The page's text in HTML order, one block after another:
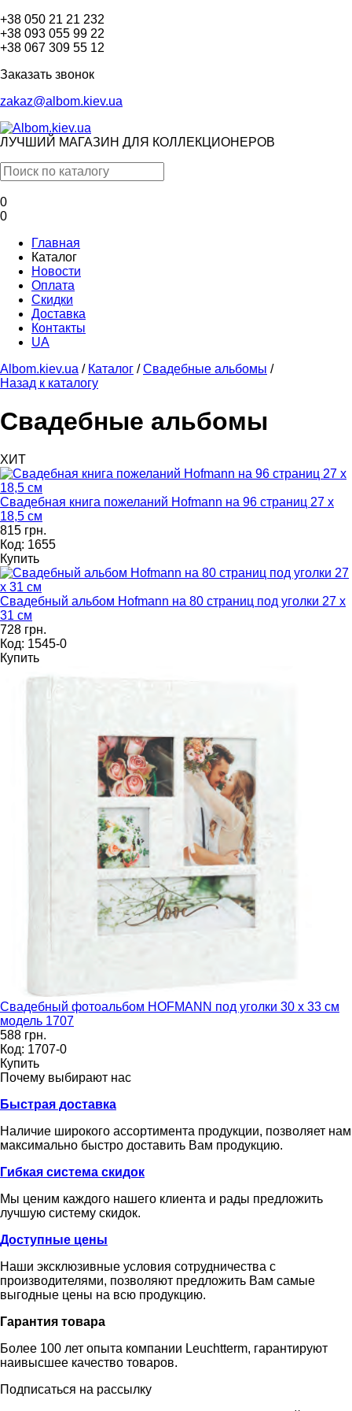
+38 050 21 21 232
+38 093 055 99 22
+38 067 309 55 12
Заказать звонок
zakaz@albom.kiev.ua
ЛУЧШИЙ МАГАЗИН ДЛЯ КОЛЛЕКЦИОНЕРОВ
0
0
Главная
Каталог
Новости
Оплата
Скидки
Доставка
Контакты
UA
Albom.kiev.ua / Каталог /Свадебные альбомы /
Назад к каталогу
Свадебные альбомы
ХИТ
Свадебная книга пожеланий Hofmann на 96 страниц 27 х
18,5 см
815 грн.
Код: 1655
Купить
Свадебный альбом Hofmann на 80 страниц под уголки 27 х
31 см
728 грн.
Код: 1545-0
Купить
Свадебный фотоальбом HOFMANN под уголки 30 х 33 см
модель 1707
588 грн.
Код: 1707-0
Купить
Почему выбирают нас
Быстрая доставка
Наличие широкого ассортимента продукции, позволяет нам
максимально быстро доставить Вам продукцию.
Гибкая система скидок
Мы ценим каждого нашего клиента и рады предложить
лучшую систему скидок.
Доступные цены
Наши эксклюзивные условия сотрудничества с
производителями, позволяют предложить Вам самые
выгодные цены на всю продукцию.
Гарантия товара
Более 100 лет опыта компании Leuchtterm, гарантируют
наивысшее качество товаров.
Подписаться на рассылку